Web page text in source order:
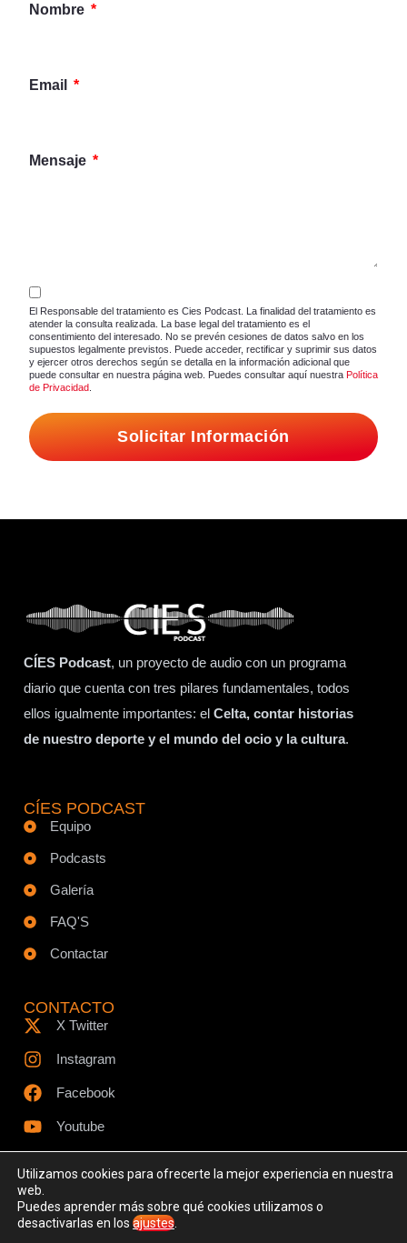
Nombre
Email
Mensaje
El Responsable del tratamiento es Cies Podcast. La finalidad del tratamiento es
atender la consulta realizada. La base legal del tratamiento es el
consentimiento del interesado. No se prevén cesiones de datos salvo en los
supuestos legalmente previstos. Puede acceder, rectificar y suprimir sus datos
y ejercer otros derechos según se detalla en la información adicional que
puede consultar en nuestra página web. Puedes consultar aquí nuestra Política
de Privacidad
Solicitar Información
CÍES Podcast, un proyecto de audio con un programa
diario que cuenta con tres pilares fundamentales, todos
ellos igualmente importantes: el Celta, contar historias
de nuestro deporte y el mundo del ocio y la cultura.
CÍES PODCAST
Equipo
Podcasts
Galería
FAQ'S
Contactar
CONTACTO
X Twitter
Instagram
Facebook
Youtube
© Todos los derechos reservados - www.ciespodcast.es
Utilizamos cookies para ofrecerte la mejor experiencia en nuestra
web.
Puedes aprender más sobre qué cookies utilizamos o
desactivarlas en los ajustes